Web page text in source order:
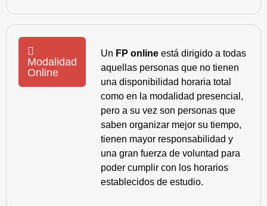
Modalidad
Online
Un FP online está dirigido a todas
aquellas personas que no tienen
una disponibilidad horaria total
como en la modalidad presencial,
pero a su vez son personas que
saben organizar mejor su tiempo,
tienen mayor responsabilidad y
una gran fuerza de voluntad para
poder cumplir con los horarios
establecidos de estudio.